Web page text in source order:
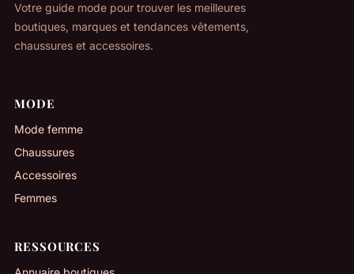
Votre guide mode pour trouver les meilleures
boutiques, marques et tendances vêtements,
chaussures et accessoires.
MODE
Mode femme
Chaussures
Accessoires
Femmes
RESSOURCES